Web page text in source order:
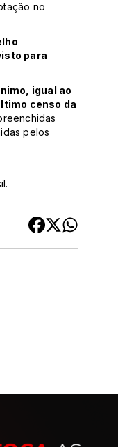
no
para
igual ao
censo da
pelos